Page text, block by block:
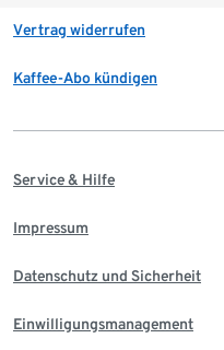
Vertrag widerrufen
Kaffee-Abo kündigen
Service & Hilfe
Impressum
Datenschutz und Sicherheit
Einwilligungsmanagement